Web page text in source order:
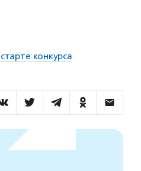
конкурса